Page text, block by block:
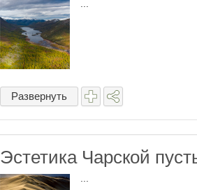
Развернуть
Эстетика Чарской